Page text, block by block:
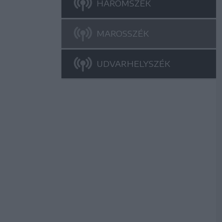
HÁROMSZÉK
MAROSSZÉK
UDVARHELYSZÉK